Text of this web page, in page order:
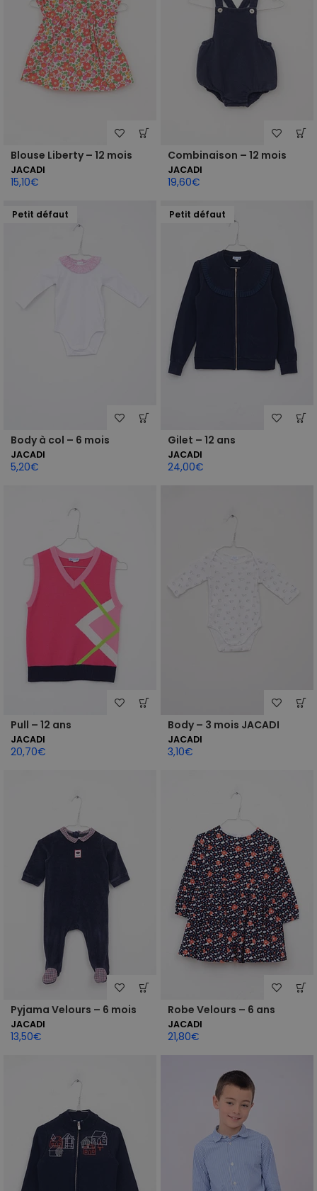
Blouse Liberty – 12 mois
JACADI
15,10€
Combinaison – 12 mois
JACADI
19,60€
Petit défaut
Body à col – 6 mois
JACADI
5,20€
Petit défaut
Gilet – 12 ans
JACADI
24,00€
Pull – 12 ans
JACADI
20,70€
Body – 3 mois JACADI
JACADI
3,10€
Pyjama Velours – 6 mois
JACADI
13,50€
Robe Velours – 6 ans
JACADI
21,80€